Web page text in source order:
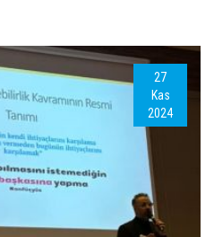
27
Kas
2024